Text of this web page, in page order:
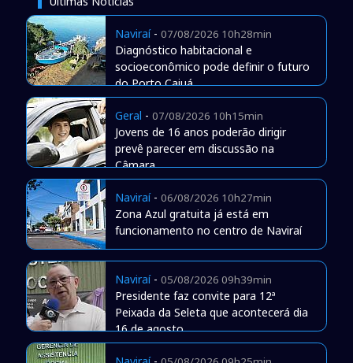
Naviraí- 07/08/2026 10h28min
Diagnóstico habitacional e
socioeconômico pode definir o futuro
do Porto Caiuá
Geral - 07/08/2026 10h15min
Jovens de 16 anos poderão dirigir
prevê parecer em discussão na
Câmara
Naviraí- 06/08/2026 10h27min
Zona Azul gratuita já está em
funcionamento no centro de Naviraí
Naviraí- 05/08/2026 09h39min
Presidente faz convite para 12ª
Peixada da Seleta que acontecerá dia
16 de agosto